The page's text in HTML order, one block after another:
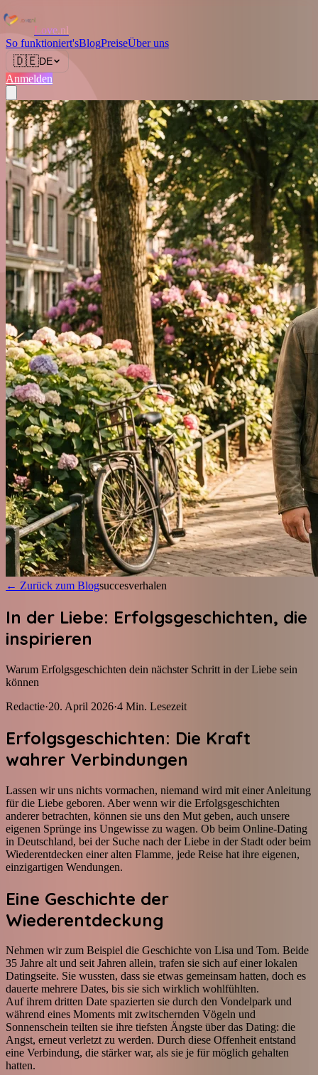
Love.nl
So funktioniert'sBlogPreiseÜber uns
🇩🇪DE
Anmelden
← Zurück zum Blogsuccesverhalen
In der Liebe: Erfolgsgeschichten, die
inspirieren
Warum Erfolgsgeschichten dein nächster Schritt in der Liebe sein
können
Redactie·20. April 2026·4 Min. Lesezeit
Erfolgsgeschichten: Die Kraft
wahrer Verbindungen
Lassen wir uns nichts vormachen, niemand wird mit einer Anleitung
für die Liebe geboren. Aber wenn wir die Erfolgsgeschichten
anderer betrachten, können sie uns den Mut geben, auch unsere
eigenen Sprünge ins Ungewisse zu wagen. Ob beim Online-Dating
in Deutschland, bei der Suche nach der Liebe in der Stadt oder beim
Wiederentdecken einer alten Flamme, jede Reise hat ihre eigenen,
einzigartigen Wendungen.
Eine Geschichte der
Wiederentdeckung
Nehmen wir zum Beispiel die Geschichte von Lisa und Tom. Beide
35 Jahre alt und seit Jahren allein, trafen sie sich auf einer lokalen
Datingseite. Sie wussten, dass sie etwas gemeinsam hatten, doch es
dauerte mehrere Dates, bis sie sich wirklich wohlfühlten.
Auf ihrem dritten Date spazierten sie durch den Vondelpark und
während eines Moments mit zwitschernden Vögeln und
Sonnenschein teilten sie ihre tiefsten Ängste über das Dating: die
Angst, erneut verletzt zu werden. Durch diese Offenheit entstand
eine Verbindung, die stärker war, als sie je für möglich gehalten
hatten.